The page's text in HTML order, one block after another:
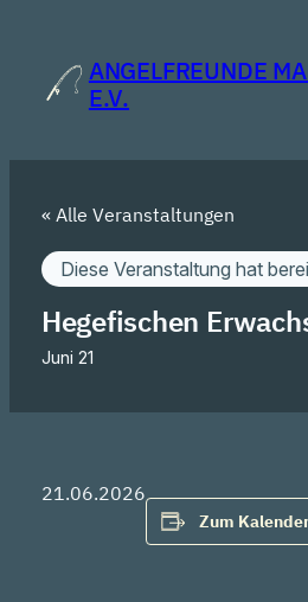
ANGELFREUNDE
E.V.
« Alle Veranstaltungen
Diese Veranstaltung hat
Hegefischen
Juni 21
21.06.2026
Zum